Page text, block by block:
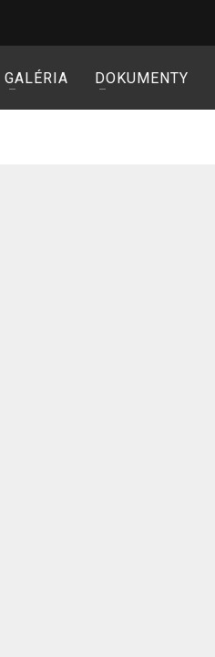
GALÉRIA DOKUMENTY